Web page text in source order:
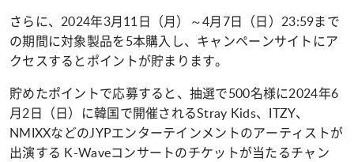
さらに、2024年3月11日（月）～4月7日（日）23:59まで
の期間に対象製品を5本購入し、キャンペーンサイトにア
クセスするとポイントが貯まります。
貯めたポイントで応募すると、抽選で500名様に2024年6
月2日（日）に韓国で開催されるStray Kids、ITZY、
NMIXXなどのJYPエンターテインメントのアーティストが
出演する K-Waveコンサートのチケットが当たるチャン